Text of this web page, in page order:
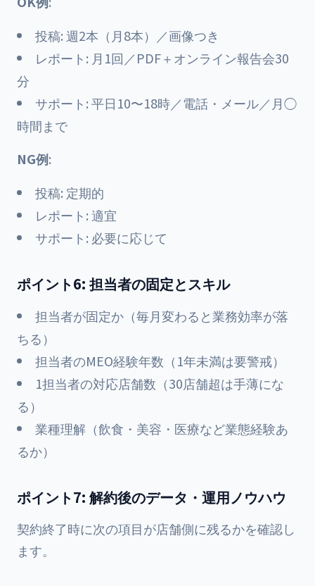
投稿: 週2本（月8本）／画像つき
レポート: 月1回／PDF＋オンライン報告会30
分
サポート: 平日10〜18時／電話・メール／月◯
時間まで
NG例:
投稿: 定期的
レポート: 適宜
サポート: 必要に応じて
ポイント6: 担当者の固定とスキル
担当者が固定か（毎月変わると業務効率が落
ちる）
担当者のMEO経験年数（1年未満は要警戒）
1担当者の対応店舗数（30店舗超は手薄にな
る）
業種理解（飲食・美容・医療など業態経験あ
るか）
ポイント7: 解約後のデータ・運用ノウハウ
契約終了時に次の項目が店舗側に残るかを確認し
ます。